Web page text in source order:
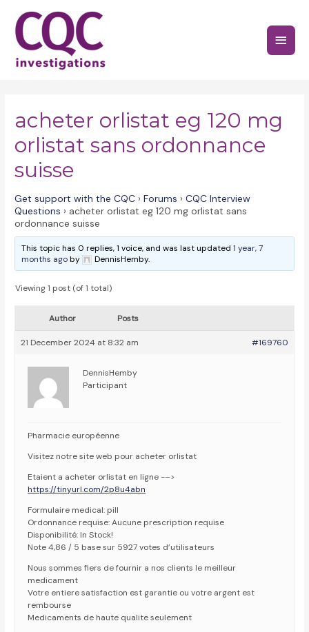
content
Main
acheter orlistat eg 120 mg
orlistat sans ordonnance
suisse
Get support with the CQC › Forums › CQC Interview
Questions › acheter orlistat eg 120 mg orlistat sans
ordonnance suisse
This topic has 0 replies, 1 voice, and was last updated1 year, 7
months agoby DennisHemby.
Viewing 1 post (of 1 total)
Author Posts
21 December 2024 at 8:32 am #169760
DennisHemby
Participant
Pharmacie européenne
Visitez notre site web pour acheter orlistat
Etaient a acheter orlistat en ligne -–>
https://tinyurl.com/2p8u4abn
Formulaire medical: pill
Ordonnance requise: Aucune prescription requise
Disponibilité: In Stock!
Note 4,86 / 5 base sur 5927 votes d’utilisateurs
Nous sommes fiers de fournir a nos clients le meilleur
medicament
Votre entiere satisfaction est garantie ou votre argent est
rembourse
Medicaments de haute qualite seulement